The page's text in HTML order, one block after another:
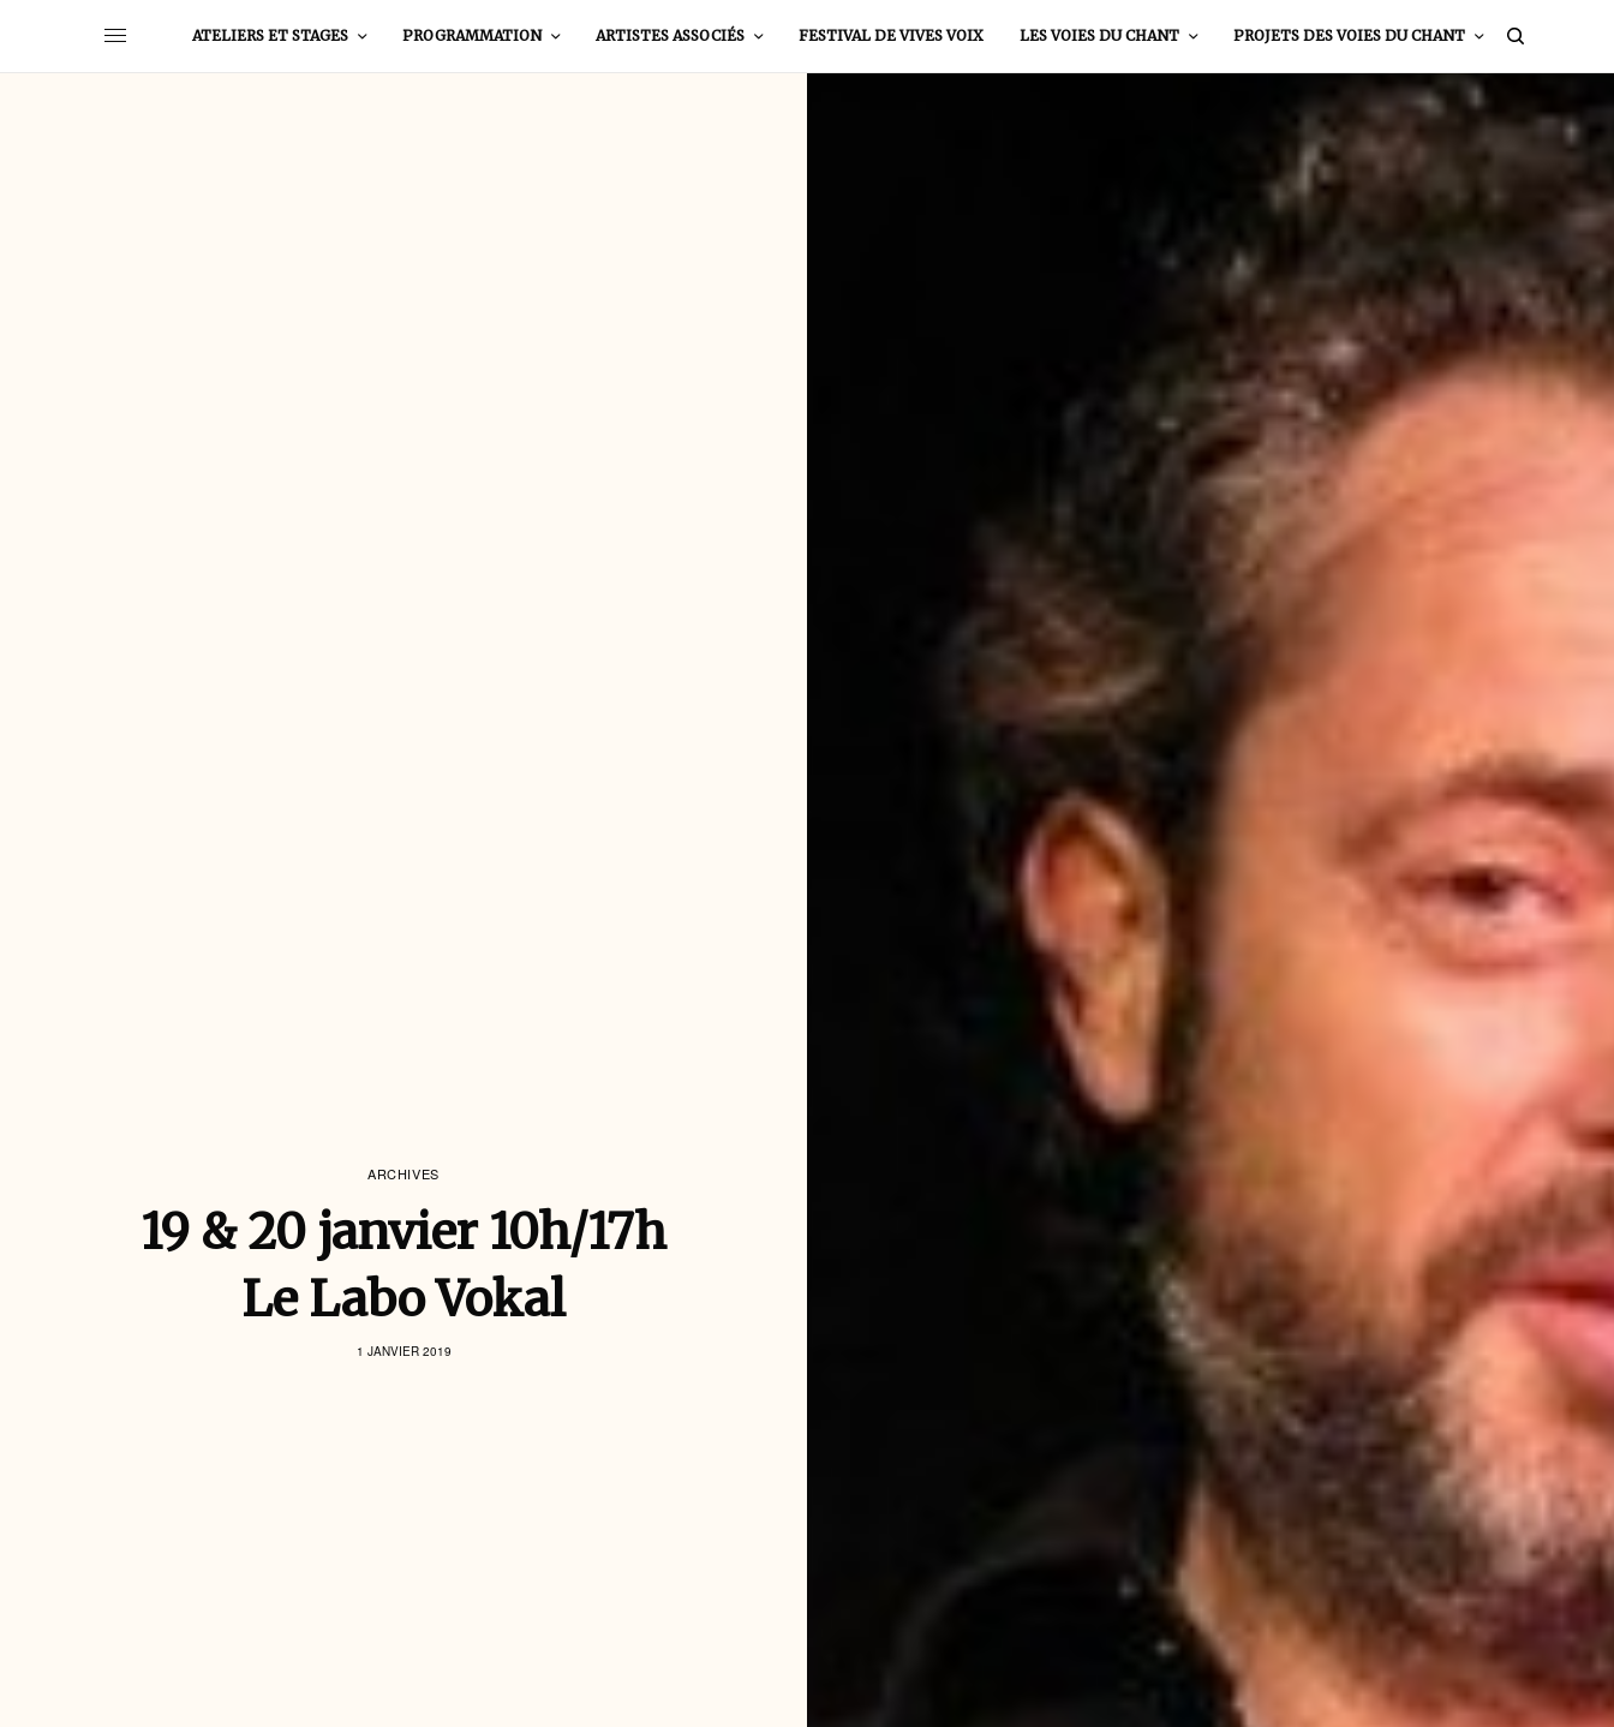
ATELIERS ET STAGES PROGRAMMATION ARTISTES ASSOCIÉS FESTIVAL DE VIVES VOIX LES VOIES DU CHANT PROJETS DES VOIES DU CHANT
ARCHIVES
19 & 20 janvier 10h/17h
Le Labo Vokal
1 JANVIER 2019